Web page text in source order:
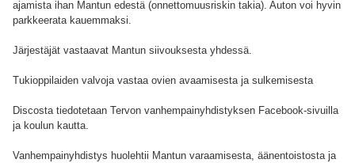
ajamista ihan Mantun edestä (onnettomuusriskin takia). Auton voi hyvin
parkkeerata kauemmaksi.
Järjestäjät vastaavat Mantun siivouksesta yhdessä.
Tukioppilaiden valvoja vastaa ovien avaamisesta ja sulkemisesta
Discosta tiedotetaan Tervon vanhempainyhdistyksen Facebook-sivuilla
ja koulun kautta.
Vanhempainyhdistys huolehtii Mantun varaamisesta, äänentoistosta ja